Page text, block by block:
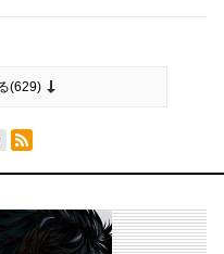
(629)
RSSフィード